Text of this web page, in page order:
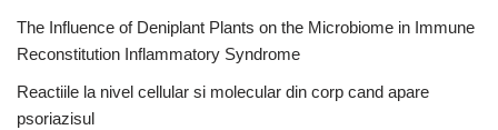
The Influence of Deniplant Plants on the Microbiome in Immune
Reconstitution Inflammatory Syndrome
Reactiile la nivel cellular si molecular din corp cand apare
psoriazisul